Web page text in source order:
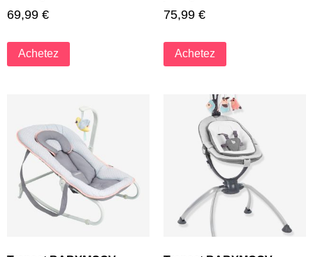
69,99 €
Achetez
75,99 €
Achetez